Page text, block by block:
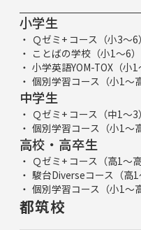
小学生
Ｑゼミ+ コース（小3～6）
ことばの学校（小1～6）
小学英語YOM-TOX（小1
個別学習コース（小1～
中学生
Ｑゼミ+ コース（中1～3）
個別学習コース（小1～
高校・高卒生
Ｑゼミ+ コース（高1～高
駿台Diverseコース（高1
個別学習コース（小1～
都筑校